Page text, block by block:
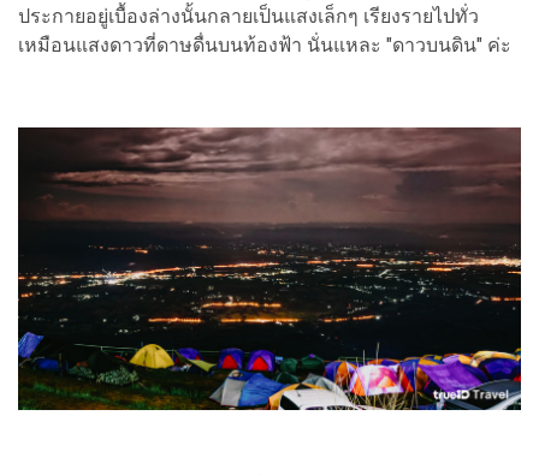
ประกายอยู่เบื้องล่างนั้นกลายเป็นแสงเล็กๆ เรียงรายไปทั่ว
เหมือนแสงดาวที่ดาษดื่นบนท้องฟ้า นั่นแหละ "ดาวบนดิน" ค่ะ